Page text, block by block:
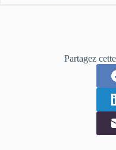
Partagez